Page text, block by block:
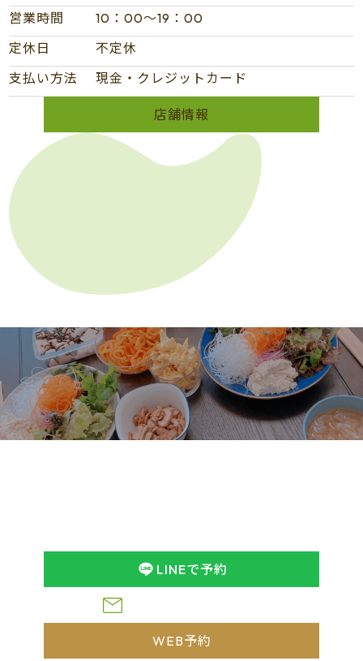
営業時間
10：00～19：00
定休日
不定休
支払い方法
現金・クレジットカード
店舗情報
予約
Reservation
ヤング式腸もみchumuruのホームページをご覧いただき
ありがとうございます。
ご予約はLINEまたはWEB予約にてお願いします。
LINEで予約
WEB予約